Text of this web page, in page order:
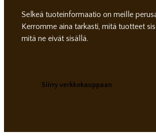
Selkeä tuoteinformaatio on meille
Kerromme aina tarkasti, mitä tuotteet
mitä ne eivät sisällä.
Siirry verkkokauppaan